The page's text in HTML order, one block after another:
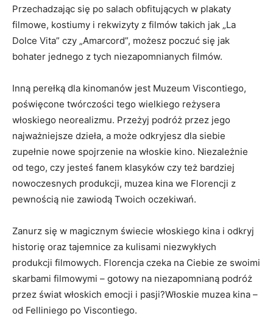
Przechadzając się po⁢ salach ⁢obfitujących ⁤w‌ plakaty
‌filmowe, kostiumy ⁢i ⁤rekwizyty z filmów takich jak ‌„La
Dolce Vita”⁤ czy ⁢„Amarcord”, ⁤możesz poczuć ​się jak
bohater jednego z ⁤tych ‍niezapomnianych ⁤filmów.
Inną perełką dla kinomanów​ jest Muzeum‌ Viscontiego,
poświęcone ​twórczości tego ‍wielkiego reżysera
włoskiego neorealizmu. Przeżyj podróż przez jego⁤
najważniejsze ‍dzieła, a może odkryjesz dla siebie
zupełnie‍ nowe spojrzenie na włoskie kino. ⁤Niezależnie
od tego, czy‌ jesteś ⁢fanem klasyków czy też bardziej
nowoczesnych produkcji, muzea kina we Florencji z
pewnością‍ nie zawiodą Twoich oczekiwań.
Zanurz się⁤ w magicznym świecie ⁣włoskiego kina‌ i odkryj
‍historię oraz ⁣tajemnice za kulisami niezwykłych
produkcji filmowych.⁣ Florencja czeka na Ciebie ze swoimi
skarbami filmowymi – gotowy na ‌niezapomnianą podróż
przez ⁤świat ‌włoskich emocji⁢ i ​pasji?Włoskie ​muzea kina –
⁤od ⁣Felliniego‌ po Viscontiego.